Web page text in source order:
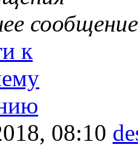
сообщение
08:10